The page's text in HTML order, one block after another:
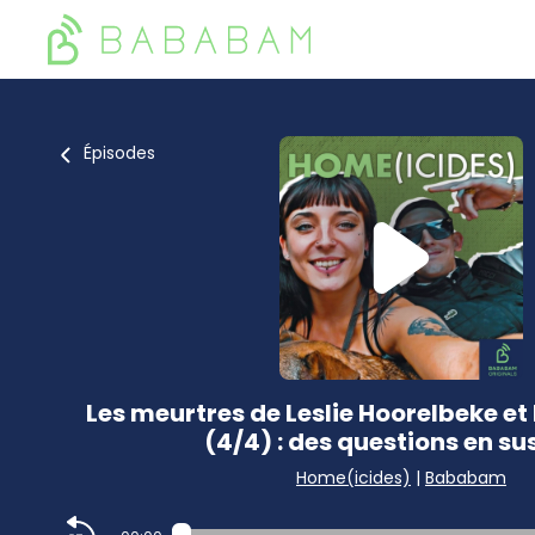
Épisodes
Les meurtres de Leslie Hoorelbeke
(4/4) : des questions en
Home(icides) | Bababam